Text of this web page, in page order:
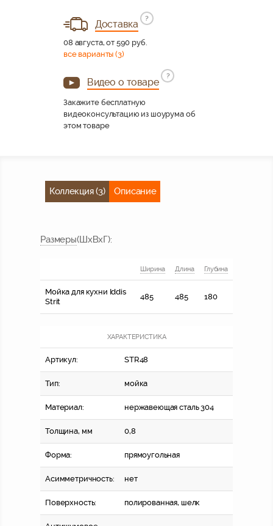
Доставка
?
08 августа, от 590 руб.
все варианты (3)
Видео о товаре
?
Закажите бесплатную
видеоконсультацию из шоурума об
этом товаре
Коллекция (3) Описание
Размеры(ШхВхГ):
Ширина Длина Глубина
Мойка для кухни Iddis
Strit
485 485 180
ХАРАКТЕРИСТИКА
Артикул: STR48
Тип: мойка
Материал: нержавеющая сталь 304
Толщина, мм 0,8
Форма: прямоугольная
Асимметричность: нет
Поверхность: полированная, шелк